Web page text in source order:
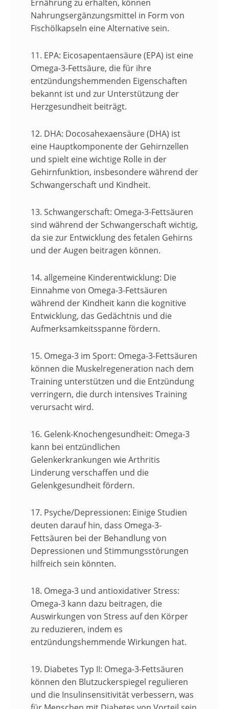
Ernährung zu erhalten, können
Nahrungsergänzungsmittel in Form von
Fischölkapseln eine Alternative sein.
11. EPA: Eicosapentaensäure (EPA) ist eine
Omega-3-Fettsäure, die für ihre
entzündungshemmenden Eigenschaften
bekannt ist und zur Unterstützung der
Herzgesundheit beiträgt.
12. DHA: Docosahexaensäure (DHA) ist
eine Hauptkomponente der Gehirnzellen
und spielt eine wichtige Rolle in der
Gehirnfunktion, insbesondere während der
Schwangerschaft und Kindheit.
13. Schwangerschaft: Omega-3-Fettsäuren
sind während der Schwangerschaft wichtig,
da sie zur Entwicklung des fetalen Gehirns
und der Augen beitragen können.
14. allgemeine Kinderentwicklung: Die
Einnahme von Omega-3-Fettsäuren
während der Kindheit kann die kognitive
Entwicklung, das Gedächtnis und die
Aufmerksamkeitsspanne fördern.
15. Omega-3 im Sport: Omega-3-Fettsäuren
können die Muskelregeneration nach dem
Training unterstützen und die Entzündung
verringern, die durch intensives Training
verursacht wird.
16. Gelenk-Knochengesundheit: Omega-3
kann bei entzündlichen
Gelenkerkrankungen wie Arthritis
Linderung verschaffen und die
Gelenkgesundheit fördern.
17. Psyche/Depressionen: Einige Studien
deuten darauf hin, dass Omega-3-
Fettsäuren bei der Behandlung von
Depressionen und Stimmungsstörungen
hilfreich sein könnten.
18. Omega-3 und antioxidativer Stress:
Omega-3 kann dazu beitragen, die
Auswirkungen von Stress auf den Körper
zu reduzieren, indem es
entzündungshemmende Wirkungen hat.
19. Diabetes Typ II: Omega-3-Fettsäuren
können den Blutzuckerspiegel regulieren
und die Insulinsensitivität verbessern, was